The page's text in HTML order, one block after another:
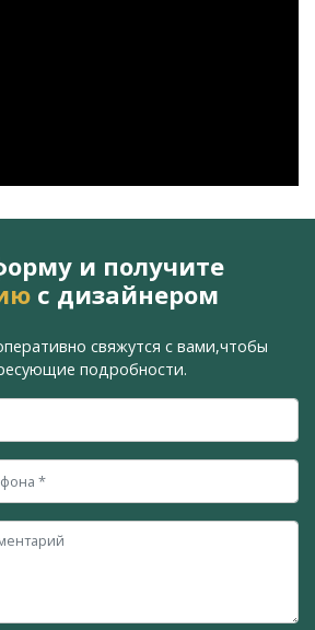
и получите
с дизайнером
свяжутся с вами,чтобы
подробности.